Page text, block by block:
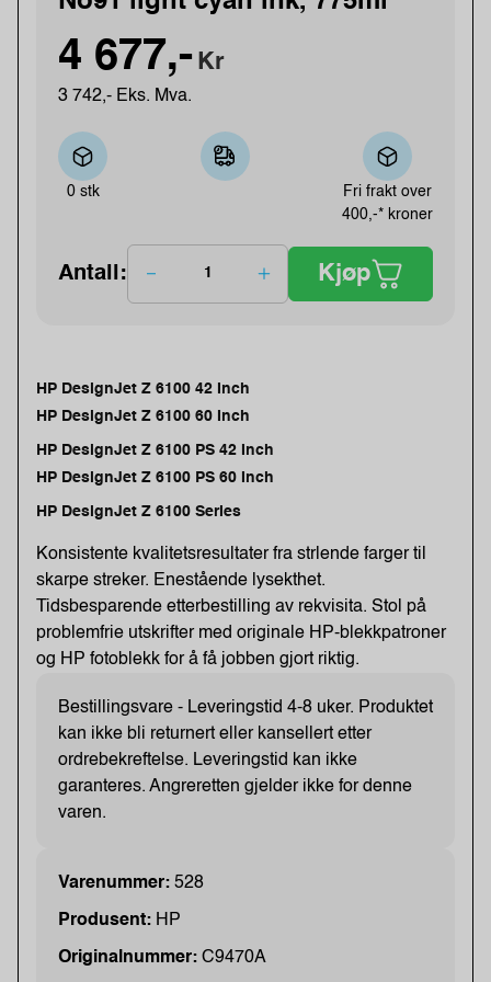
4 677,- Kr
3 742,- Eks. Mva.
0 stk
Fri frakt over
400,-* kroner
Antall: Kjøp
HP DesignJet Z 6100 42 Inch
HP DesignJet Z 6100 60 Inch
HP DesignJet Z 6100 PS 42 Inch
HP DesignJet Z 6100 PS 60 Inch
HP DesignJet Z 6100 Series
Konsistente kvalitetsresultater fra strlende farger til
skarpe streker. Enestående lysekthet.
Tidsbesparende etterbestilling av rekvisita. Stol på
problemfrie utskrifter med originale HP-blekkpatroner
og HP fotoblekk for å få jobben gjort riktig.
Bestillingsvare - Leveringstid 4-8 uker. Produktet
kan ikke bli returnert eller kansellert etter
ordrebekreftelse. Leveringstid kan ikke
garanteres. Angreretten gjelder ikke for denne
varen.
Varenummer: 528
Produsent: HP
Originalnummer: C9470A